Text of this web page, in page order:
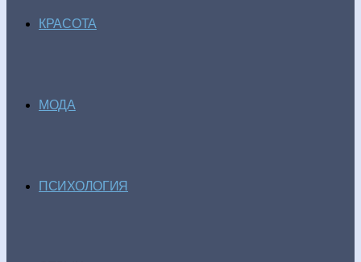
КРАСОТА
МОДА
ПСИХОЛОГИЯ